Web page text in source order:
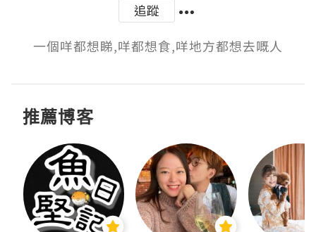
追蹤
一個咩都想睇,咩都想食,咩地方都想去嘅人
推薦博客